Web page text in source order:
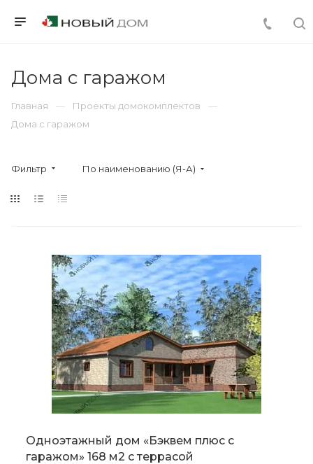
Дома с гаражом
Главная
Проекты домокомплектов
Дома с гаражом
Фильтр По наименованию (Я-А)
Одноэтажный дом «Бэквем плюс с
гаражом» 168 м2 с террасой